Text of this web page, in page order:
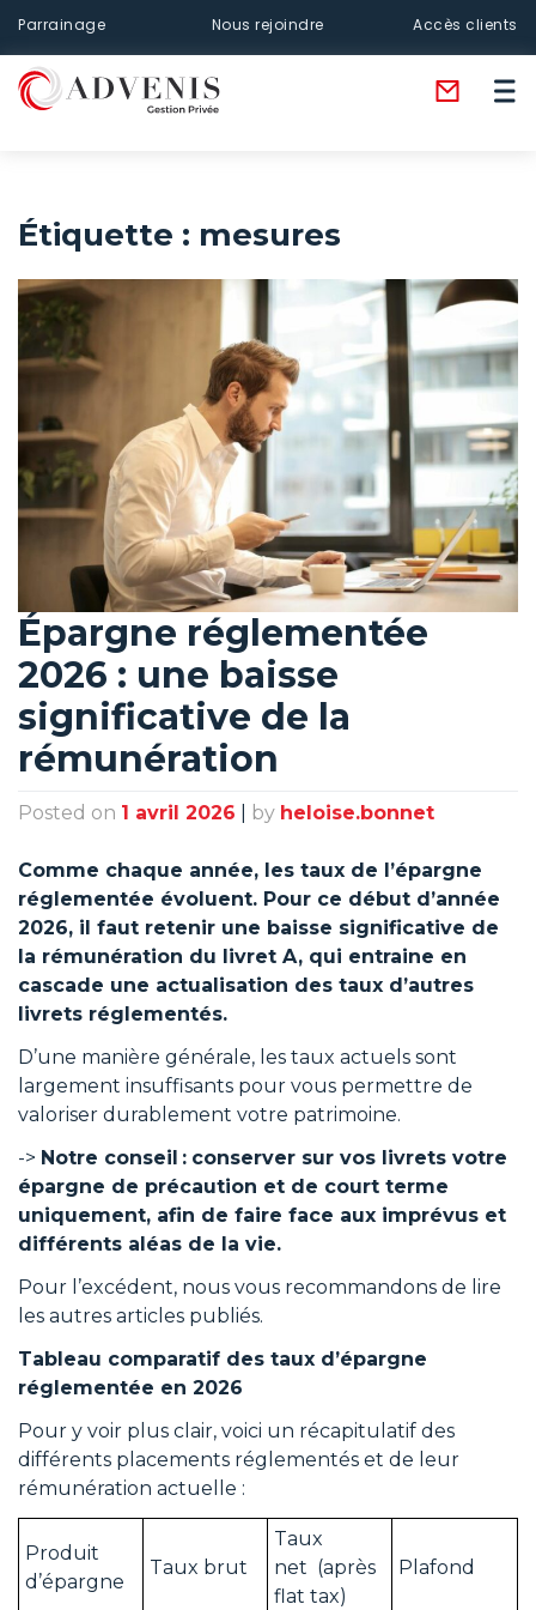
Parrainage Nous rejoindre Accès clients
Étiquette : mesures
Épargne réglementée
2026 : une baisse
significative de la
rémunération
Posted on 1 avril 2026 by heloise.bonnet
Comme chaque année, les taux de l’épargne
réglementée évoluent. Pour ce début d’année
2026, il faut retenir une baisse significative de
la rémunération du livret A, qui entraine en
cascade une actualisation des taux d’autres
livrets réglementés.
D’une manière générale, les taux actuels sont
largement insuffisants pour vous permettre de
valoriser durablement votre patrimoine.
-> Notre conseil : conserver sur vos livrets votre
épargne de précaution et de court terme
uniquement, afin de faire face aux imprévus et
différents aléas de la vie.
Pour l’excédent, nous vous recommandons de lire
les autres articles publiés.
Tableau comparatif des taux d’épargne
réglementée en 2026
Pour y voir plus clair, voici un récapitulatif des
différents placements réglementés et de leur
rémunération actuelle :
Produit
d’épargne
Taux brut
Taux
net (après
flat tax)
Plafond